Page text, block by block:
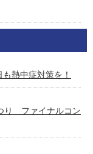
熱中症対策を！
り ファイナルコン